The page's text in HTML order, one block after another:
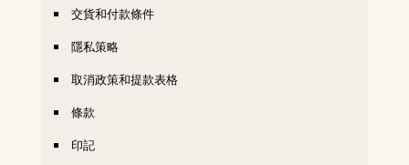
交貨和付款條件
隱私策略
取消政策和提款表格
條款
印記